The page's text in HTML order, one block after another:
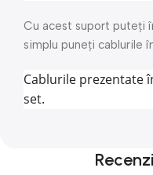
Cu acest suport puteți
simplu puneți cablurile
Cablurile prezentate
set.